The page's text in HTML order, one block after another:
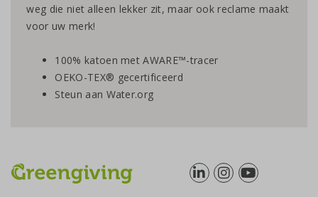
weg die niet alleen lekker zit, maar ook reclame maakt
voor uw merk!
100% katoen met AWARE™-tracer
OEKO-TEX® gecertificeerd
Steun aan Water.org